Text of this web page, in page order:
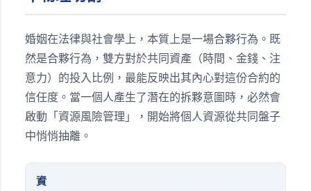
婚姻在法律與社會學上，本質上是一場合夥行為。既
然是合夥行為，雙方對於共同資產（時間、金錢、注
意力）的投入比例，最能反映出其內心對這份合約的
信任度。當一個人產生了潛在的拆夥意圖時，必然會
啟動「資源風險管理」，開始將個人資源從共同盤子
中悄悄抽離。
資